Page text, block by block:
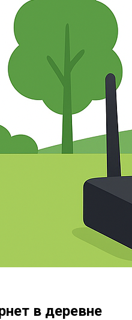
в деревне